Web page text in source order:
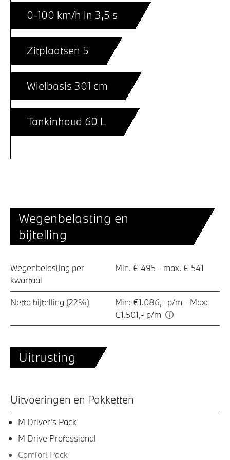
0-100 km/h in 3,5 s
Zitplaatsen 5
Wielbasis 301 cm
Tankinhoud 60 L
Wegenbelasting en
bijtelling
Wegenbelasting per
kwartaal
Min. € 495 - max. € 541
Netto bijtelling (22%)
Min: €1.086,- p/m - Max:
€1.501,- p/m
Uitrusting
Uitvoeringen en Pakketten
M Driver's Pack
M Drive Professional
Comfort Pack